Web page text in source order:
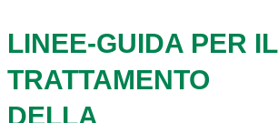
LINEE-GUIDA PER IL
TRATTAMENTO
DELLA